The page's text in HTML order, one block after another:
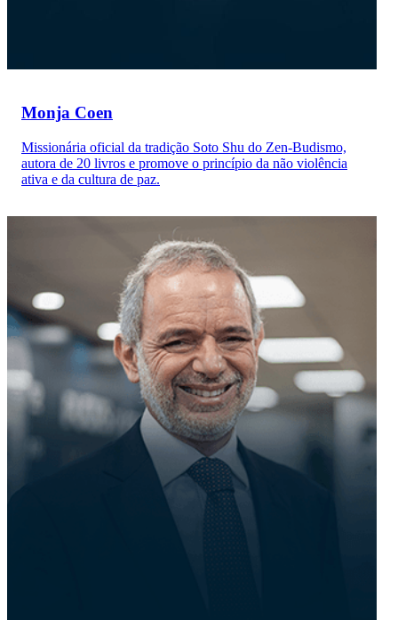
Monja Coen
Missionária oficial da tradição Soto Shu do Zen-Budismo,
autora de 20 livros e promove o princípio da não violência
ativa e da cultura de paz.